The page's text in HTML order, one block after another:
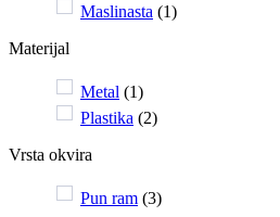
Maslinasta (1)
Materijal
Metal (1)
Plastika (2)
Vrsta okvira
Pun ram (3)